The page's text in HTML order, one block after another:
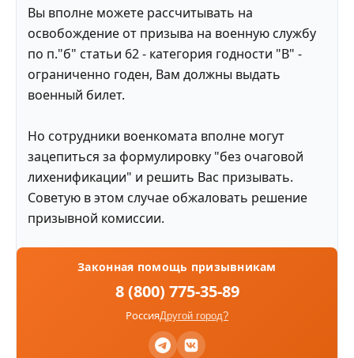
Вы вполне можете рассчитывать на
освобождение от призыва на военную службу
по п."б" статьи 62 - категория годности "В" -
ограниченно годен, Вам должны выдать
военный билет.
Но сотрудники военкомата вполне могут
зацепиться за формулировку "без очаговой
лихенификации" и решить Вас призывать.
Советую в этом случае обжаловать решение
призывной комиссии.
Законная помощь призывникам
8 (800) 775-35-89
РоссияДругой город?